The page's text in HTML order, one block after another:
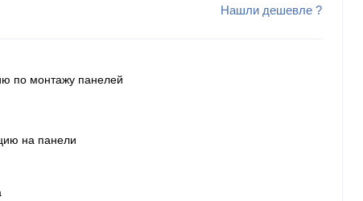
Нашли дешевле ?
по монтажу панелей
на панели